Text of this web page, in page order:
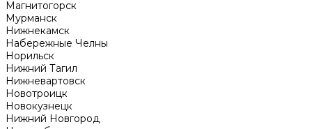
Магнитогорск
Мурманск
Нижнекамск
Набережные Челны
Норильск
Нижний Тагил
Нижневартовск
Новотроицк
Новокузнецк
Нижний Новгород